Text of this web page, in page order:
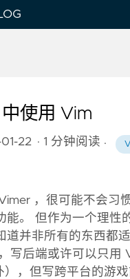
使用 Vim
22 · 1 分钟阅读 ·
，很可能不会习
能。 但作为一个理性
道并非所有的东西都
写后端或许可以只用
），但写跨平台的游